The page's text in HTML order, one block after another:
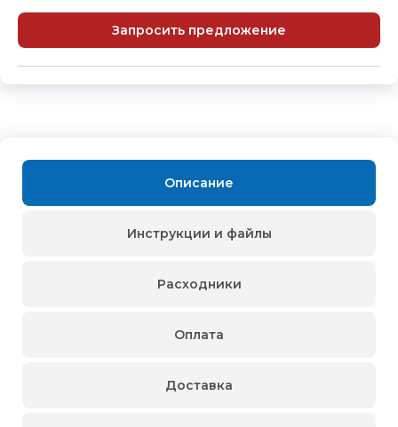
Запросить предложение
Описание
Инструкции и файлы
Расходники
Оплата
Доставка